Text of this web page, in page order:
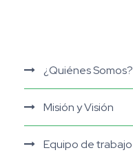
¿Quiénes Somos?
Misión y Visión
Equipo de trabajo